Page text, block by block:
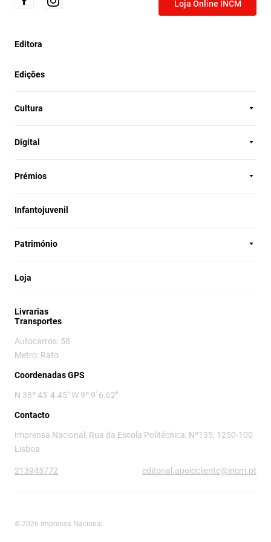
Loja Online INCM
Editora
Edições
Cultura
Digital
Prémios
Infantojuvenil
Património
Loja
Livrarias
Transportes
Autocarros: 58
Metro: Rato
Coordenadas GPS
N 38º 43' 4.45" W 9º 9' 6.62"
Contacto
Imprensa Nacional, Rua da Escola Politécnica, Nº135, 1250-100
Lisboa
213945772 editorial.apoiocliente@incm.pt
© 2026 Imprensa Nacional